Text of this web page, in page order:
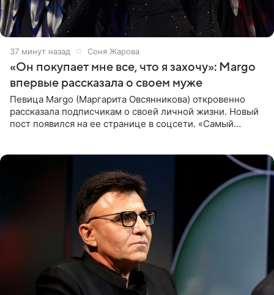
37 минут назад Соня Жарова
«Он покупает мне все, что я захочу»: Margo
впервые рассказала о своем муже
Певица Margo (Маргарита Овсянникова) откровенно
рассказала подписчикам о своей личной жизни. Новый
пост появился на ее странице в соцсети. «Самый